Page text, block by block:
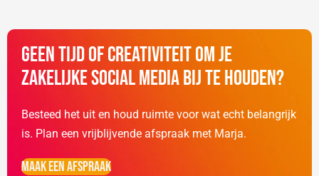
Geen tijd of creativiteit om je
zakelijke social media bij te houden?
Besteed het uit en houd ruimte voor wat echt belangrijk
is. Plan een vrijblijvende afspraak met Marja.
Maak een afspraak